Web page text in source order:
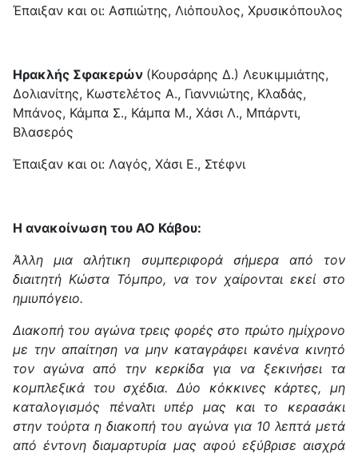
Έπαιξαν και οι: Ασπιώτης, Λιόπουλος, Χρυσικόπουλος
Ηρακλής Σφακερών (Κουρσάρης Δ.) Λευκιμμιάτης,
Δολιανίτης, Κωστελέτος Α., Γιαννιώτης, Κλαδάς,
Μπάνος, Κάμπα Σ., Κάμπα Μ., Χάσι Λ., Μπάρντι,
Βλασερός
Έπαιξαν και οι: Λαγός, Χάσι Ε., Στέφνι
Η ανακοίνωση του ΑΟ Κάβου:
Άλλη μια αλήτικη συμπεριφορά σήμερα από τον
διαιτητή Κώστα Τόμπρο, να τον χαίρονται εκεί στο
ημιυπόγειο.
Διακοπή του αγώνα τρεις φορές στο πρώτο ημίχρονο
με την απαίτηση να μην καταγράφει κανένα κινητό
τον αγώνα από την κερκίδα για να ξεκινήσει τα
κομπλεξικά του σχέδια. Δύο κόκκινες κάρτες, μη
καταλογισμός πέναλτι υπέρ μας και το κερασάκι
στην τούρτα η διακοπή του αγώνα για 10 λεπτά μετά
από έντονη διαμαρτυρία μας αφού εξύβρισε αισχρά